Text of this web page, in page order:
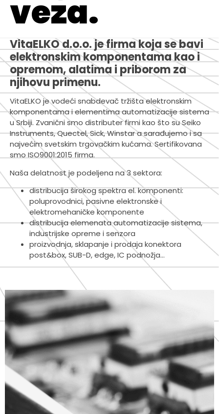
veza.
VitaELKO d.o.o. je firma koja se bavi
elektronskim komponentama kao i
opremom, alatima i priborom za
njihovu primenu.
VitaELKO je vodeći snabdevač tržišta elektronskim
komponentama i elementima automatizacije sistema
u Srbiji. Zvanični smo distributer firmi kao što su Seiko
Instruments, Quectel, Sick, Winstar a sarađujemo i sa
najvećim svetskim trgovačkim kućama. Sertifikovana
smo ISO9001:2015 firma.
Naša delatnost je podeljena na 3 sektora:
distribucija širokog spektra el. komponenti:
poluprovodnici, pasivne elektronske i
elektromehaničke komponente
distribucija elemenata automatizacije sistema,
industrijske opreme i senzora
proizvodnja, sklapanje i prodaja konektora
post&box, SUB-D, edge, IC podnožja…